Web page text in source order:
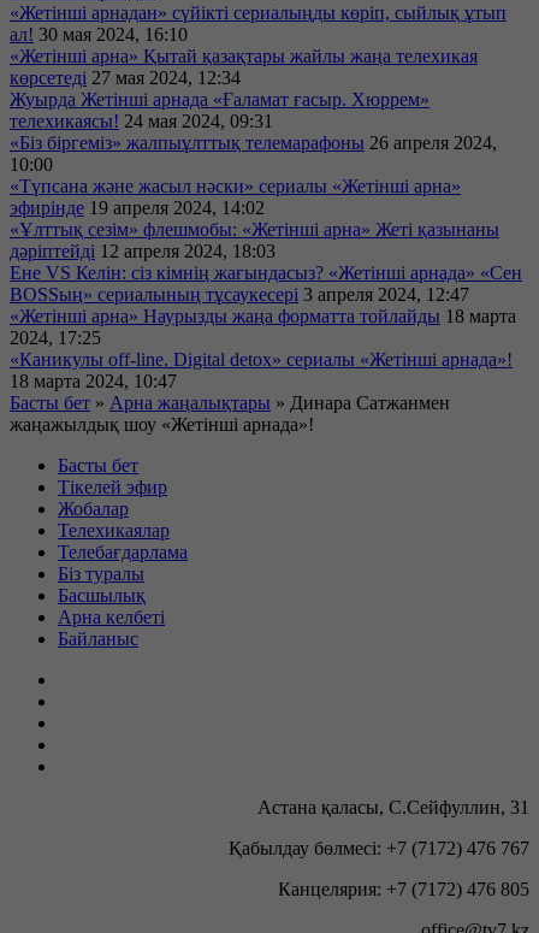
«Жетінші арнадан» сүйікті сериалыңды көріп, сыйлық ұтып
ал! 30 мая 2024, 16:10
«Жетінші арна» Қытай қазақтары жайлы жаңа телехикая
көрсетеді 27 мая 2024, 12:34
Жуырда Жетінші арнада «Ғаламат ғасыр. Хюррем»
телехикаясы! 24 мая 2024, 09:31
«Біз біргеміз» жалпыұлттық телемарафоны 26 апреля 2024,
10:00
«Түпсана және жасыл нәски» сериалы «Жетінші арна»
эфирінде 19 апреля 2024, 14:02
«Ұлттық сезім» флешмобы: «Жетінші арна» Жеті қазынаны
дәріптейді 12 апреля 2024, 18:03
Ене VS Келін: сіз кімнің жағындасыз? «Жетінші арнада» «Сен
BOSSың» сериалының тұсаукесері 3 апреля 2024, 12:47
«Жетінші арна» Наурызды жаңа форматта тойлайды 18 марта
2024, 17:25
«Каникулы off-line. Digital detox» сериалы «Жетінші арнада»!
18 марта 2024, 10:47
Басты бет » Арна жаңалықтары » Динара Сатжанмен
жаңажылдық шоу «Жетінші арнада»!
Басты бет
Тікелей эфир
Жобалар
Телехикаялар
Телебағдарлама
Біз туралы
Басшылық
Арна келбеті
Байланыс
Астана қаласы, С.Сейфуллин, 31
Қабылдау бөлмесі: +7 (7172) 476 767
Канцелярия: +7 (7172) 476 805